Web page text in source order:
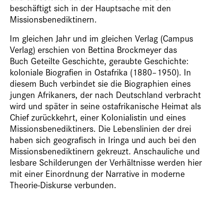
beschäftigt sich in der Hauptsache mit den
Missionsbenediktinern.
Im gleichen Jahr und im gleichen Verlag (Campus
Verlag) erschien von Bettina Brockmeyer das
Buch Geteilte Geschichte, geraubte Geschichte:
koloniale Biografien in Ostafrika (1880–1950). In
diesem Buch verbindet sie die Biographien eines
jungen Afrikaners, der nach Deutschland verbracht
wird und später in seine ostafrikanische Heimat als
Chief zurückkehrt, einer Kolonialistin und eines
Missionsbenediktiners. Die Lebenslinien der drei
haben sich geografisch in Iringa und auch bei den
Missionsbenediktinern gekreuzt. Anschauliche und
lesbare Schilderungen der Verhältnisse werden hier
mit einer Einordnung der Narrative in moderne
Theorie-Diskurse verbunden.